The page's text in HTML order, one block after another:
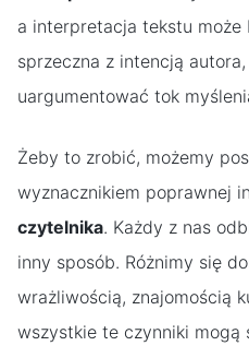
a interpretacja tekstu
sprzeczna z intencją
uargumentować tok
Żeby to zrobić, możemy
wyznacznikiem poprawnej
czytelnika. Każdy z nas
inny sposób. Różnimy się
wrażliwością, znajomością
wszystkie te czynniki mogą